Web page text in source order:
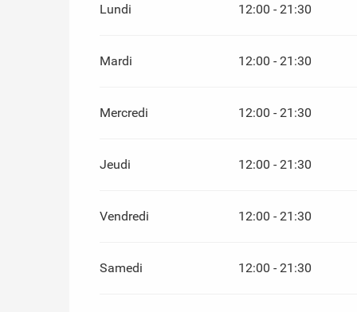
Lundi 12:00 - 21:30
Mardi 12:00 - 21:30
Mercredi 12:00 - 21:30
Jeudi 12:00 - 21:30
Vendredi 12:00 - 21:30
Samedi 12:00 - 21:30